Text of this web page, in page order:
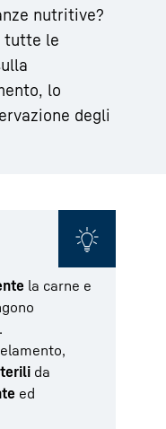
nutritive?
tutte le
lo
degli
la carne e
da
ed